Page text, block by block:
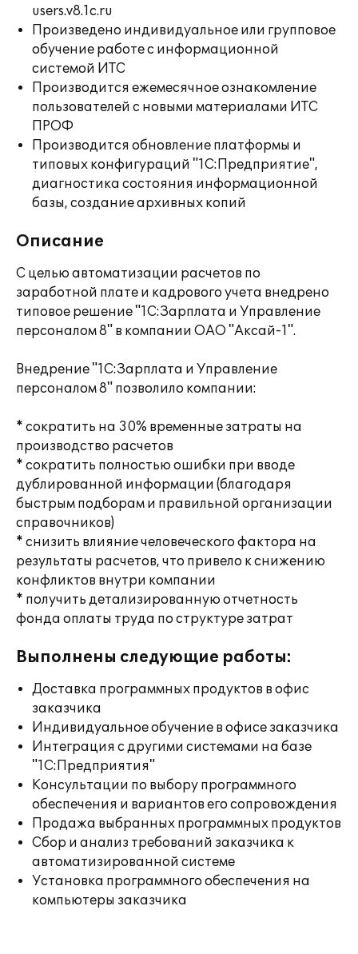
users.v8.1c.ru
Произведено индивидуальное или групповое
обучение работе с информационной
системой ИТС
Производится ежемесячное ознакомление
пользователей с новыми материалами ИТС
ПРОФ
Производится обновление платформы и
типовых конфигураций "1С:Предприятие",
диагностика состояния информационной
базы, создание архивных копий
Описание
С целью автоматизации расчетов по
заработной плате и кадрового учета внедрено
типовое решение "1С:Зарплата и Управление
персоналом 8" в компании ОАО "Аксай-1".
Внедрение "1С:Зарплата и Управление
персоналом 8" позволило компании:
* сократить на 30% временные затраты на
производство расчетов
* сократить полностью ошибки при вводе
дублированной информации (благодаря
быстрым подборам и правильной организации
справочников)
* снизить влияние человеческого фактора на
результаты расчетов, что привело к снижению
конфликтов внутри компании
* получить детализированную отчетность
фонда оплаты труда по структуре затрат
Выполнены следующие работы:
Доставка программных продуктов в офис
заказчика
Индивидуальное обучение в офисе заказчика
Интеграция с другими системами на базе
"1С:Предприятия"
Консультации по выбору программного
обеспечения и вариантов его сопровождения
Продажа выбранных программных продуктов
Сбор и анализ требований заказчика к
автоматизированной системе
Установка программного обеспечения на
компьютеры заказчика